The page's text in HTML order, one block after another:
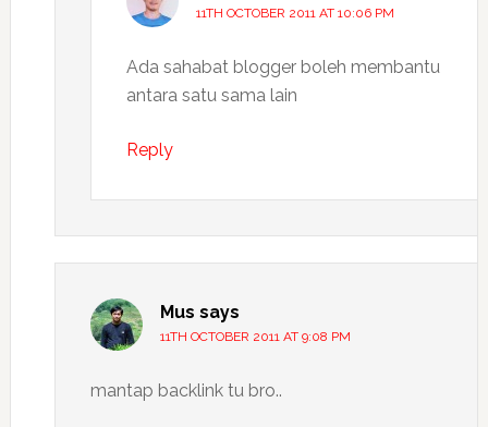
11TH OCTOBER 2011 AT 10:06 PM
Ada sahabat blogger boleh membantu
antara satu sama lain
Reply
Mus says
11TH OCTOBER 2011 AT 9:08 PM
mantap backlink tu bro..